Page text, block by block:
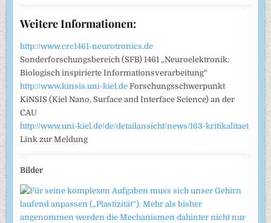
Weitere Informationen:
http://www.crc1461-neurotronics.de
Sonderforschungsbereich (SFB) 1461 „Neuroelektronik:
Biologisch inspirierte Informationsverarbeitung“
http://www.kinsis.uni-kiel.de Forschungsschwerpunkt
KiNSIS (Kiel Nano, Surface and Interface Science) an der
CAU
http://www.uni-kiel.de/de/detailansicht/news/163-kritikalitaet
Link zur Meldung
Bilder